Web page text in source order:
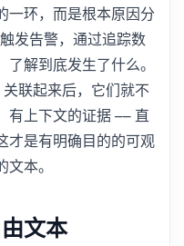
一环，而是根本原因分
发告警，通过追踪数
解到底发生了什么。
联起来后，它们就不
有上下文的证据 —— 直
才是有明确目的的可观
本。
文本